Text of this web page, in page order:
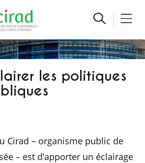
les politiques
Cirad – organisme public de
– est d’apporter un éclairage